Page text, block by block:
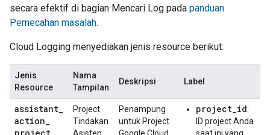
secara efektif di bagian Mencari Log pada panduan
Pemecahan masalah.
Cloud Logging menyediakan jenis resource berikut:
Jenis
Resource
Nama
Tampilan
Deskripsi Label
assistant_
action_
Project
Tindakan
Penampung
untuk Project
project_id:
ID project Anda